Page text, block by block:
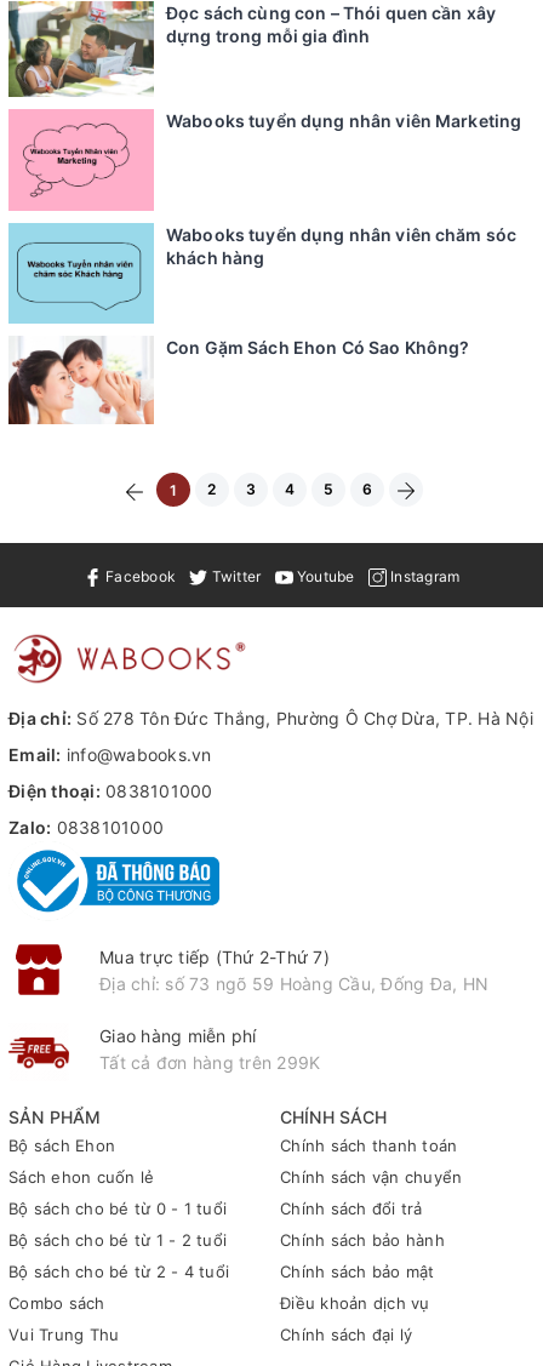
Đọc sách cùng con – Thói quen cần xây
dựng trong mỗi gia đình
Wabooks tuyển dụng nhân viên Marketing
Wabooks tuyển dụng nhân viên chăm sóc
khách hàng
Con Gặm Sách Ehon Có Sao Không?
1 2 3 4 5 6
Facebook Twitter Youtube Instagram
SẢN PHẨM
Bộ sách Ehon
Sách ehon cuốn lẻ
Bộ sách cho bé từ 0 - 1 tuổi
Bộ sách cho bé từ 1 - 2 tuổi
Bộ sách cho bé từ 2 - 4 tuổi
Combo sách
Vui Trung Thu
CHÍNH SÁCH
Chính sách thanh toán
Chính sách vận chuyển
Chính sách đổi trả
Chính sách bảo hành
Chính sách bảo mật
Điều khoản dịch vụ
Chính sách đại lý
Địa chỉ: Số 278 Tôn Đức Thắng, Phường Ô Chợ Dừa, TP. Hà Nội
Email: info@wabooks.vn
Điện thoại: 0838101000
Zalo: 0838101000
Mua trực tiếp (Thứ 2-Thứ 7)
Địa chỉ: số 73 ngõ 59 Hoàng Cầu, Đống Đa, HN
Giao hàng miễn phí
Tất cả đơn hàng trên 299K